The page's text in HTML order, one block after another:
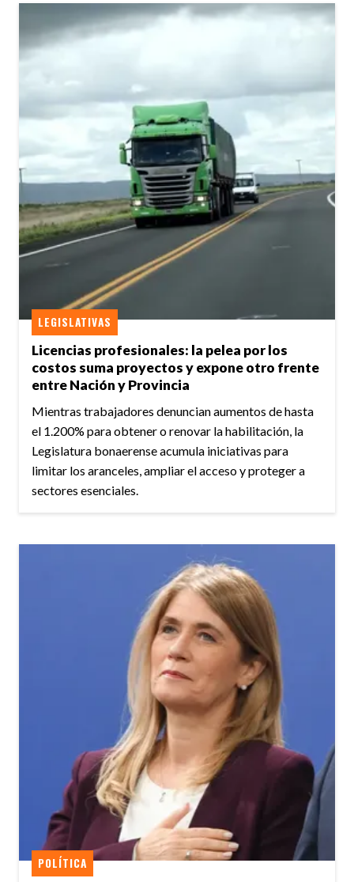
Licencias profesionales: la pelea por los
costos suma proyectos y expone otro frente
entre Nación y Provincia
LEGISLATIVAS
Mientras trabajadores denuncian aumentos de hasta
el 1.200% para obtener o renovar la habilitación, la
Legislatura bonaerense acumula iniciativas para
limitar los aranceles, ampliar el acceso y proteger a
sectores esenciales.
POLÍTICA